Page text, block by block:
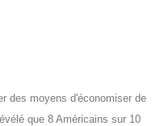
des moyens d'économiser de
que 8 Américains sur 10